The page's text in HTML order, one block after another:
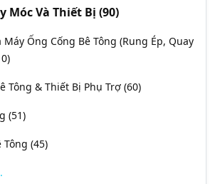
Móc Và Thiết Bị (90)
Ống Cống Bê Tông (Rung Ép, Quay
Tông & Thiết Bị Phụ Trợ (60)
(51)
Tông (45)